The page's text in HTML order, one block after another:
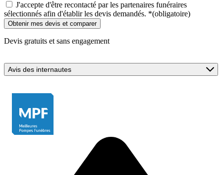
J'accepte d'être recontacté par les partenaires funéraires
sélectionnés afin d'établir les devis demandés. *(obligatoire)
Devis gratuits et sans engagement
Avis des internautes